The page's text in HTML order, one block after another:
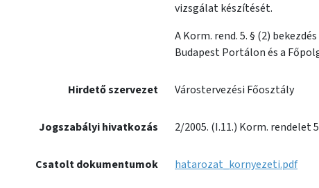
vizsgálat készítését.
A Korm. rend. 5. § (2)
Budapest Portálon és a
Hirdető szervezet Várostervezési Főosztály
Jogszabályi hivatkozás 2/2005. (I.11.) Korm. rendelet
Csatolt dokumentumok hatarozat_kornyezeti.pdf